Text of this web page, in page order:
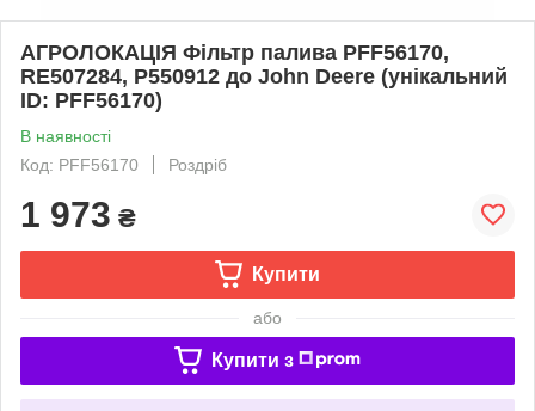
АГРОЛОКАЦІЯ Фільтр палива PFF56170,
RE507284, P550912 до John Deere (унікальний
ID: PFF56170)
В наявності
Код: PFF56170
Роздріб
1 973 ₴
Купити
або
Купити з